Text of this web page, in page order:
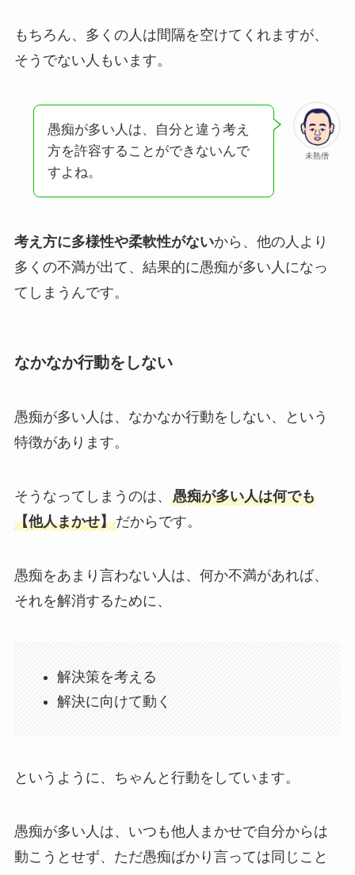
もちろん、多くの人は間隔を空けてくれますが、
そうでない人もいます。
未熟僧
愚痴が多い人は、自分と違う考え
方を許容することができないんで
すよね。
考え方に多様性や柔軟性がないから、他の人より
多くの不満が出て、結果的に愚痴が多い人になっ
てしまうんです。
なかなか行動をしない
愚痴が多い人は、なかなか行動をしない、という
特徴があります。
そうなってしまうのは、 愚痴が多い人は何でも
【他人まかせ】だからです。
愚痴をあまり言わない人は、何か不満があれば、
それを解消するために、
解決策を考える
解決に向けて動く
というように、ちゃんと行動をしています。
愚痴が多い人は、いつも他人まかせで自分からは
動こうとせず、ただ愚痴ばかり言っては同じこと